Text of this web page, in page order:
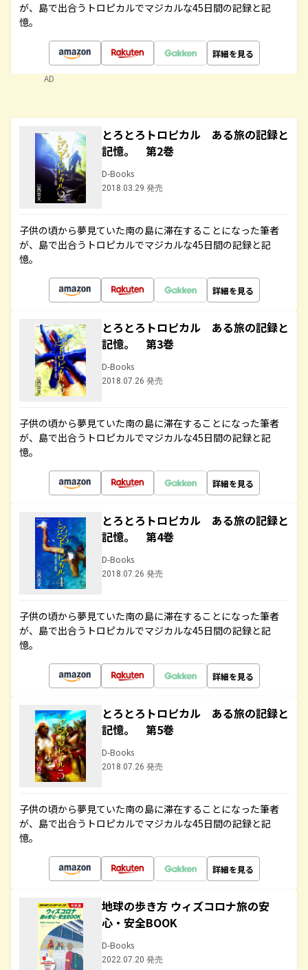
が、島で出合うトロピカルでマジカルな45日間の記録と記
憶。
詳細を見る
AD
とろとろトロピカル ある旅の記録と
記憶。 第2巻
D-Books
2018.03.29 発売
子供の頃から夢見ていた南の島に滞在することになった筆者
が、島で出合うトロピカルでマジカルな45日間の記録と記
憶。
詳細を見る
とろとろトロピカル ある旅の記録と
記憶。 第3巻
D-Books
2018.07.26 発売
子供の頃から夢見ていた南の島に滞在することになった筆者
が、島で出合うトロピカルでマジカルな45日間の記録と記
憶。
詳細を見る
とろとろトロピカル ある旅の記録と
記憶。 第4巻
D-Books
2018.07.26 発売
子供の頃から夢見ていた南の島に滞在することになった筆者
が、島で出合うトロピカルでマジカルな45日間の記録と記
憶。
詳細を見る
とろとろトロピカル ある旅の記録と
記憶。 第5巻
D-Books
2018.07.26 発売
子供の頃から夢見ていた南の島に滞在することになった筆者
が、島で出合うトロピカルでマジカルな45日間の記録と記
憶。
詳細を見る
地球の歩き方 ウィズコロナ旅の安
心・安全BOOK
D-Books
2022.07.20 発売